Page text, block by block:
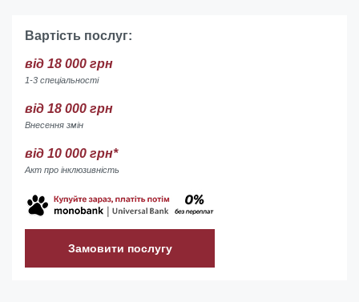
Вартість послуг:
від 18 000 грн
1-3 спеціальності
від 18 000 грн
Внесення змін
від 10 000 грн*
Акт про інклюзивність
Замовити послугу